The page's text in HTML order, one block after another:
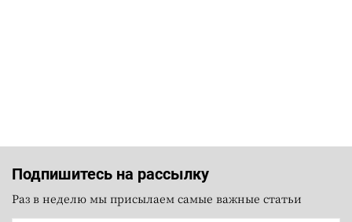
Подпишитесь на рассылку
Раз в неделю мы присылаем самые важные статьи